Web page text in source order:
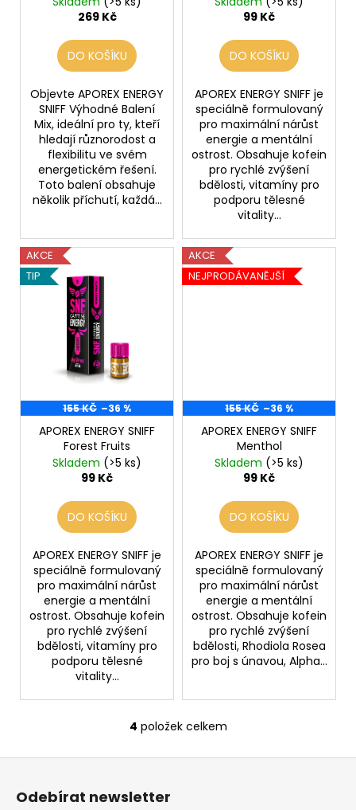
269 Kč
DO KOŠÍKU
Objevte APOREX ENERGY
SNIFF Výhodné Balení
Mix, ideální pro ty, kteří
hledají různorodost a
flexibilitu ve svém
energetickém řešení.
Toto balení obsahuje
několik příchutí, každá...
99 Kč
DO KOŠÍKU
APOREX ENERGY SNIFF je
speciálně formulovaný
pro maximální nárůst
energie a mentální
ostrost. Obsahuje kofein
pro rychlé zvýšení
bdělosti, vitamíny pro
podporu tělesné
vitality...
AKCE
TIP
155 KČ –36 %
APOREX ENERGY SNIFF
Forest Fruits
Skladem (>5 ks)
99 Kč
DO KOŠÍKU
APOREX ENERGY SNIFF je
speciálně formulovaný
pro maximální nárůst
energie a mentální
ostrost. Obsahuje kofein
pro rychlé zvýšení
bdělosti, vitamíny pro
podporu tělesné
vitality...
AKCE
NEJPRODÁVANĚJŠÍ
155 KČ –36 %
APOREX ENERGY SNIFF
Menthol
Skladem (>5 ks)
99 Kč
DO KOŠÍKU
APOREX ENERGY SNIFF je
speciálně formulovaný
pro maximální nárůst
energie a mentální
ostrost. Obsahuje kofein
pro rychlé zvýšení
bdělosti, Rhodiola Rosea
pro boj s únavou, Alpha...
O
v
4 položek celkem
Odebírat newsletter